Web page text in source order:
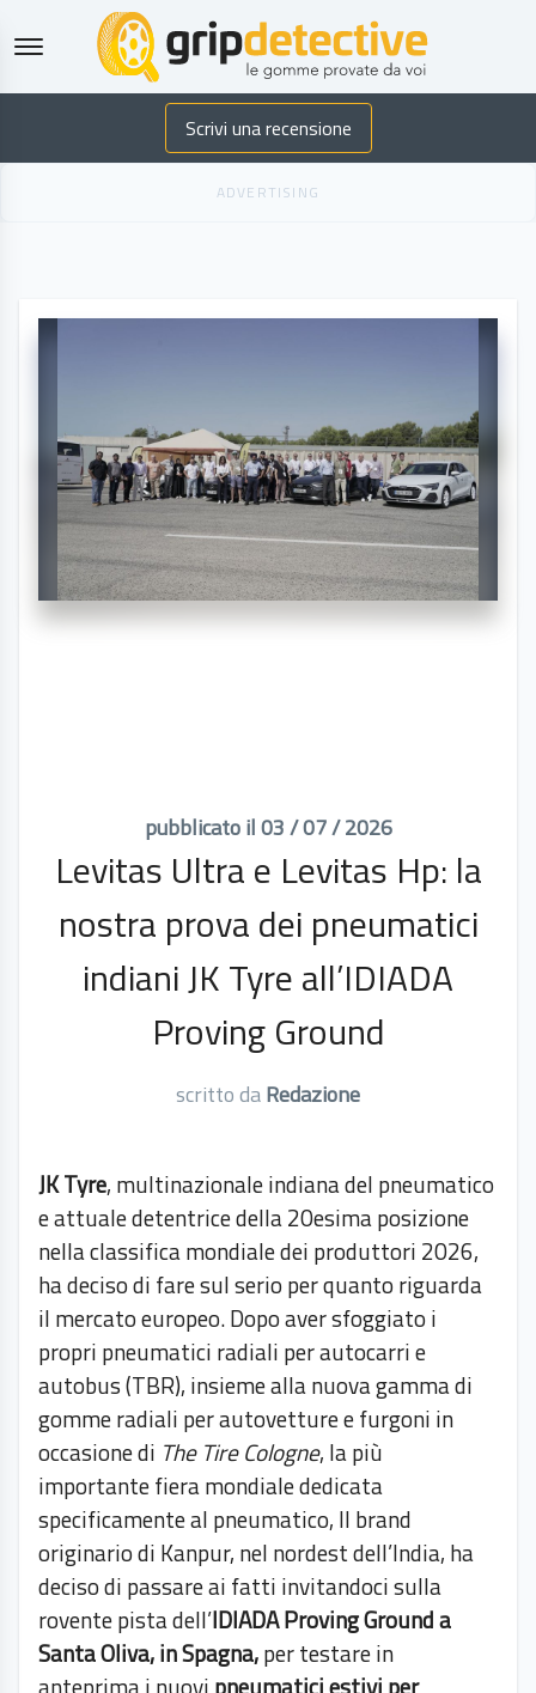
GripDetective
Scrivi una recensione
pubblicato il 03 / 07 / 2026
Levitas Ultra e Levitas Hp: la
nostra prova dei pneumatici
indiani JK Tyre all’IDIADA
Proving Ground
scritto daRedazione
JK Tyre, multinazionale indiana del pneumatico
e attuale detentrice della 20esima posizione
nella classifica mondiale dei produttori 2026,
ha deciso di fare sul serio per quanto riguarda
il mercato europeo. Dopo aver sfoggiato i
propri pneumatici radiali per autocarri e
autobus (TBR), insieme alla nuova gamma di
gomme radiali per autovetture e furgoni in
occasione di The Tire Cologne, la più
importante fiera mondiale dedicata
specificamente al pneumatico, Il brand
originario di Kanpur, nel nordest dell’India, ha
deciso di passare ai fatti invitandoci sulla
rovente pista dell’IDIADA Proving Ground a
Santa Oliva, in Spagna,per testare in
anteprima i nuovi pneumatici estivi per